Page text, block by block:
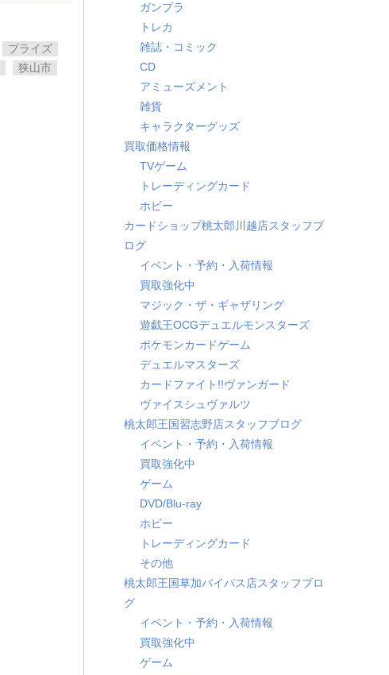
プライズ
狭山市
ガンプラ
トレカ
雑誌・コミック
CD
アミューズメント
雑貨
キャラクターグッズ
買取価格情報
TVゲーム
トレーディングカード
ホビー
カードショップ桃太郎川越店スタッフブ
ログ
イベント・予約・入荷情報
買取強化中
マジック・ザ・ギャザリング
遊戯王OCGデュエルモンスターズ
ポケモンカードゲーム
デュエルマスターズ
カードファイト!!ヴァンガード
ヴァイスシュヴァルツ
桃太郎王国習志野店スタッフブログ
イベント・予約・入荷情報
買取強化中
ゲーム
DVD/Blu-ray
ホビー
トレーディングカード
その他
桃太郎王国草加バイパス店スタッフブロ
グ
イベント・予約・入荷情報
買取強化中
ゲーム